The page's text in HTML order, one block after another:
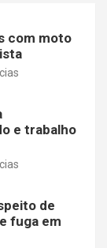
com moto
e trabalho
de
fuga em